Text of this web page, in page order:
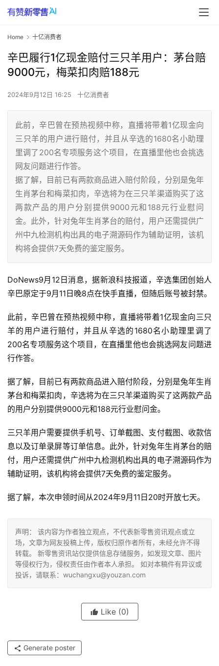
Home 十亿消费者
辛巴履行1亿现金赔付三只羊用户：茅台赔
9000元，梅菜扣肉赔188元
2024年9月12日 16:25 十亿消费者
此前，辛巴曾在预热视频中称，直播将带着1亿现金向
三只羊的用户进行赔付，并且从辛选的1680名小助理
里调了200名专项服务这个项目，在直播里他也会挑选
网友问题进行作答。
据了解，目前已有两款商品进入赔付阶段，分别是兔年
生肖茅台和梅菜扣肉，辛选将为在三只羊渠道购买了这
两款产品的用户分别提供9000元和188元行业慰问
金。此外，针对兔年生肖茅台的赔付，用户还需提供广
州中九检测机构出具的电子溯源码作为辅助证明，该机
构将会提供7天免费的鉴定服务。
DoNews9月12日消息，据新浪科技报道，辛选集团创始人
辛巴原定于9月11日晚8点在快手直播，但随后账号被封禁。
此前，辛巴曾在预热视频中称，直播将带着1亿现金向三只
羊的用户进行赔付，并且从辛选的1680名小助理里调了
200名专项服务这个项目，在直播里他也会挑选网友问题进
行作答。
据了解，目前已有两款商品进入赔付阶段，分别是兔年生肖
茅台和梅菜扣肉，辛选将为在三只羊渠道购买了这两款产品
的用户分别提供9000元和188元行业慰问金。
三只羊用户需要提供手机号、订单截图、支付截图、收款信
息以及订单录屏等订单信息。此外，针对兔年生肖茅台的赔
付，用户还需提供广州中九检测机构出具的电子溯源码作为
辅助证明，该机构将会提供7天免费的鉴定服务。
据了解，本次申领时间从2024年9月11日20时开放七天。
声明： 该内容为作者独立观点，不代表新零售资讯观点或立
场，文章为网友投稿上传，版权归原作者所有，未经允许不得
转载。 新零售资讯站仅提供信息存储服务，如发现文章、图片
等侵权行为，侵权责任由作者本人承担。 如对本稿件有异议或
投诉，请联系：wuchangxu@youzan.com
Like (0)
Generate poster